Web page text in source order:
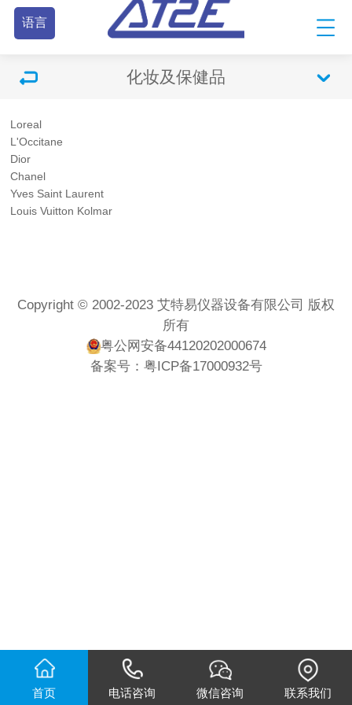
语言
化妆及保健品
Loreal
L'Occitane
Dior
Chanel
Yves Saint Laurent
Louis Vuitton Kolmar
Copyright © 2002-2023 艾特易仪器设备有限公司 版权
所有
粤公网安备44120202000674
备案号： 粤ICP备17000932号
首页 电话咨询 微信咨询 联系我们